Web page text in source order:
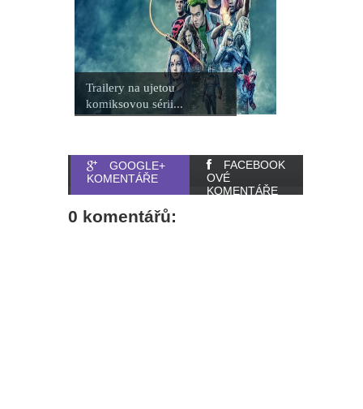
Trailery na ujetou
komiksovou sérii...
GOOGLE+
KOMENTÁŘE
FACEBOOK
OVÉ
KOMENTÁŘE
0 komentářů: